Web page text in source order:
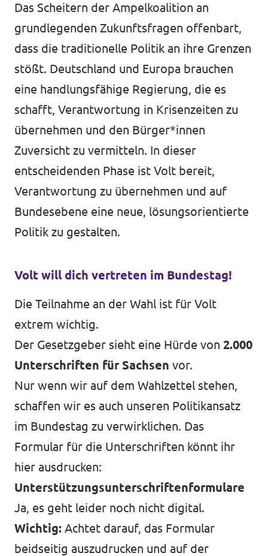
Das Scheitern der Ampelkoalition an
grundlegenden Zukunftsfragen offenbart,
dass die traditionelle Politik an ihre Grenzen
stößt. Deutschland und Europa brauchen
eine handlungsfähige Regierung, die es
schafft, Verantwortung in Krisenzeiten zu
übernehmen und den Bürger*innen
Zuversicht zu vermitteln. In dieser
entscheidenden Phase ist Volt bereit,
Verantwortung zu übernehmen und auf
Bundesebene eine neue, lösungsorientierte
Politik zu gestalten.
Volt will dich vertreten im Bundestag!
Die Teilnahme an der Wahl ist für Volt
extrem wichtig.
Der Gesetzgeber sieht eine Hürde von 2.000
Unterschriften für Sachsen vor.
Nur wenn wir auf dem Wahlzettel stehen,
schaffen wir es auch unseren Politikansatz
im Bundestag zu verwirklichen. Das
Formular für die Unterschriften könnt ihr
hier ausdrucken:
Unterstützungsunterschriftenformulare
Ja, es geht leider noch nicht digital.
Wichtig: Achtet darauf, das Formular
beidseitig auszudrucken und auf der